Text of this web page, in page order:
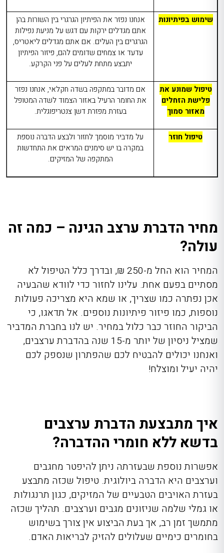
שימוש בפיתיונות
אנחנו נפזר את הפיתיון הגרגרי בין השורות בהן
אתם מגדלים ירקות עם דגש על מניעת נפילות
הגרגרים בין העלים. אם אתם מגדלים ליאטריס,
עדעד או צמחים שדומים להם, פיזור הפיתיון
יתבצע מתחת לעלים על פני הקרקע.
טיפול שמונע את
פלישת הזחלים
מאזור סמוך
אם מדובר במתקפה בשדה חקלאי, אנחנו נפזר
את החומר הרעיל באזור הצמוד לשדה המטופל
בעזרת מפזרת דשן צנטריפוגלית.
טיפול חוזר
על מדביר מוסמך לחזור ולבצע הדברה נוספת
במקרה בו יש סימנים המראים את התחדשות
המתקפה של המזיקים.
מחיר הדברת ערצב הגינה – כמה זה
עולה?
המחיר הוא החל מ-250 ₪, ובדרך כלל הטיפול לא
מסתיים בפעם אחת. עלינו לחזור כדי לוודא שהבעיה
אכן נפתרה כמו שצריך, או שמא היא מצריכה פעולות
נוספות, כמו פיזור פיתיונות נוספים. אל תדאגו, כי
הביקור החוזר כבר כלול במחיר. יש לנו בחברת המדביר
שמציל ניסיון של יותר מ-15 שנה בהדברת ערצבים,
ואנחנו יכולים להבטיח לכם שהפתרון שנספק לכם
יהיה יעיל ומוצלח!
איך מתבצעת הדברת ערצבים
בדשא ללא חומרי ההדברה?
אפשרות נוספת שבעזרתה ניתן להיפטר מחגבים
וערצבים היא הדברה ביולוגית. טיפול שכזה מתבצע
בעזרת האויבים הטבעיים של המזיקים, כגון תרנגולות
או גמלי שלמה שניזונים מגבים וערצבים. תהליך שכזה
מתמשך זמן רב, אך בעת הביצוע אין צורך בשימוש
בחומרים כימיים שעלולים להזיק לבריאות האדם.